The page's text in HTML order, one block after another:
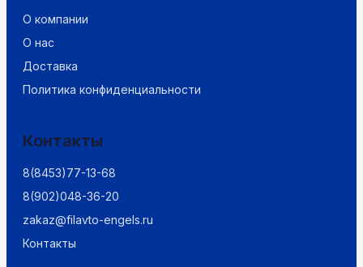
О компании
О нас
Доставка
Политика конфиденциальности
Контакты
8(8453)77-13-68
8(902)048-36-20
zakaz@filavto-engels.ru
Контакты